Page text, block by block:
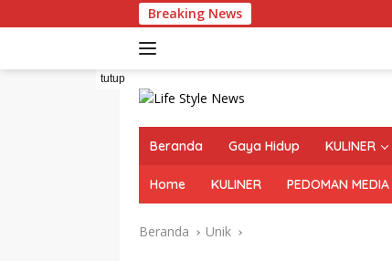
ke
Breaking News
tutup
Beranda Gaya Hidup KULINER
Home KULINER PEDOMAN
Beranda Unik